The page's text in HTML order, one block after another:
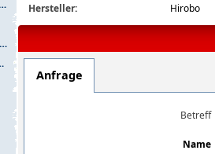
Hersteller:
Hirobo
Anfrage
Betreff
Name